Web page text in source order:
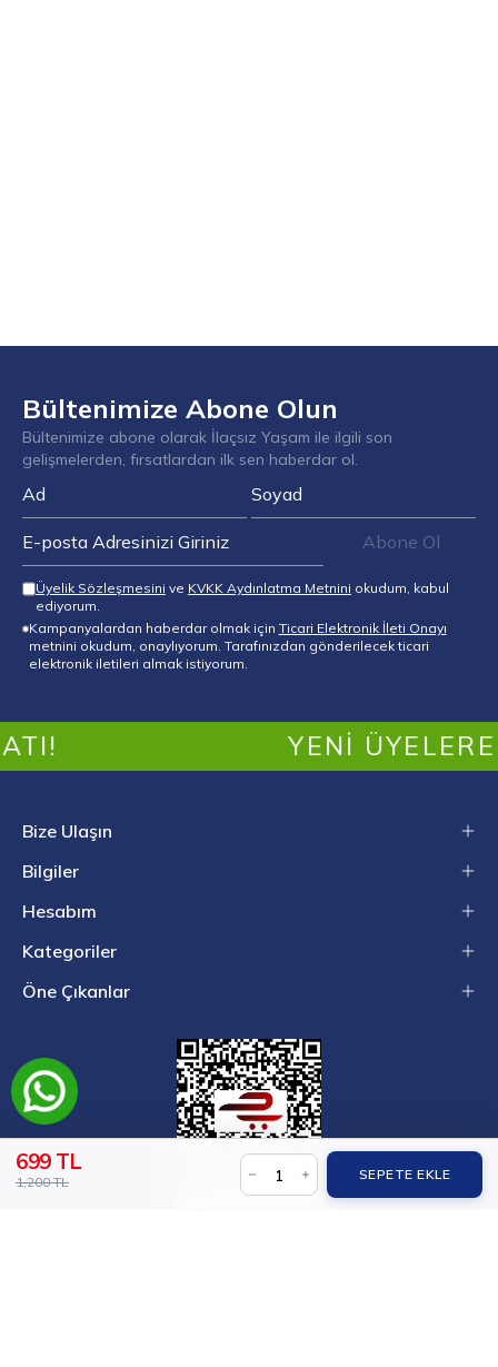
699 TL
1,200 TL SEPETE EKLE
Bültenimize Abone Olun
Bültenimize abone olarak İlaçsız Yaşam ile ilgili son
gelişmelerden, fırsatlardan ilk sen haberdar ol.
Abone Ol
Üyelik Sözleşmesini ve KVKK Aydınlatma Metnini okudum, kabul
ediyorum.
Kampanyalardan haberdar olmak için Ticari Elektronik İleti Onayı
metnini okudum, onaylıyorum. Tarafınızdan gönderilecek ticari
elektronik iletileri almak istiyorum.
YENI ÜYELERE
Bize Ulaşın
Bilgiler
Hesabım
Kategoriler
Öne Çıkanlar